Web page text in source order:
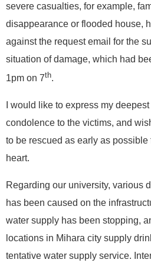
severe casualties, for example,
disappearance or flooded house,
against the request email for the
situation of damage, which had
1pm on 7th.
I would like to express my
condolence to the victims, and
to be rescued as early as possible
heart.
Regarding our university, various
has been caused on the
water supply has been stopping,
locations in Mihara city supply
tentative water supply service.